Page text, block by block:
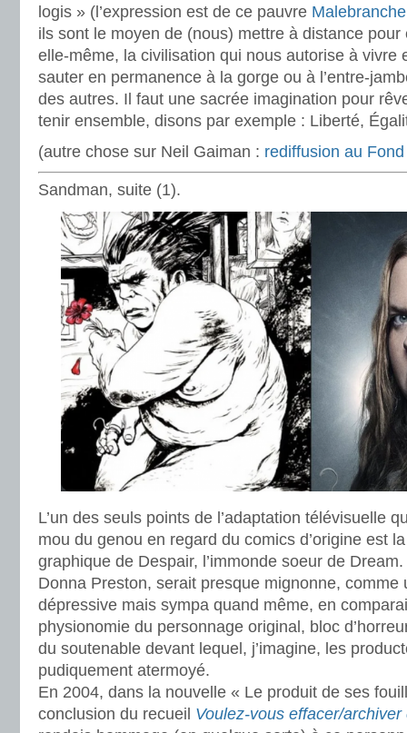
logis » (l’expression est de ce pauvre Malebranche
ils sont le moyen de (nous) mettre à distance
elle-même, la civilisation qui nous autorise à vivre
sauter en permanence à la gorge ou à l’entre-
des autres. Il faut une sacrée imagination pour
tenir ensemble, disons par exemple : Liberté,
(autre chose sur Neil Gaiman : rediffusion au
Sandman, suite (1).
L’un des seuls points de l’adaptation télévisuelle
mou du genou en regard du comics d’origine est
graphique de Despair, l’immonde soeur de Dream.
Donna Preston, serait presque mignonne, comme
dépressive mais sympa quand même, en
physionomie du personnage original, bloc
du soutenable devant lequel, j’imagine, les
pudiquement atermoyé.
En 2004, dans la nouvelle « Le produit de ses
conclusion du recueil Voulez-vous effacer/